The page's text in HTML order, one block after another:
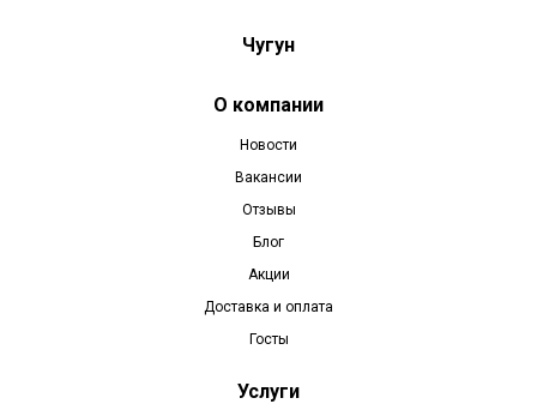
Чугун
О компании
Новости
Вакансии
Отзывы
Блог
Акции
Доставка и оплата
Госты
Услуги